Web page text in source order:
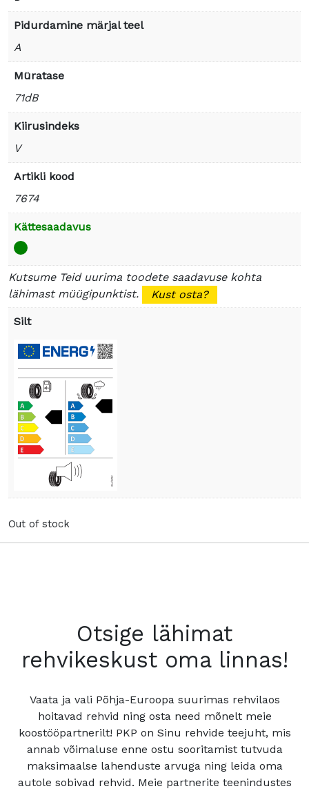
Pidurdamine märjal teel
A
Müratase
71dB
Kiirusindeks
V
Artikli kood
7674
Kättesaadavus
Kutsume Teid uurima toodete saadavuse kohta
lähimast müügipunktist.
Kust osta?
Silt
Out of stock
Otsige lähimat
rehvikeskust oma linnas!
Vaata ja vali Põhja-Euroopa suurimas rehvilaos
hoitavad rehvid ning osta need mõnelt meie
koostööpartnerilt! PKP on Sinu rehvide teejuht, mis
annab võimaluse enne ostu sooritamist tutvuda
maksimaalse lahenduste arvuga ning leida oma
autole sobivad rehvid. Meie partnerite teenindustes